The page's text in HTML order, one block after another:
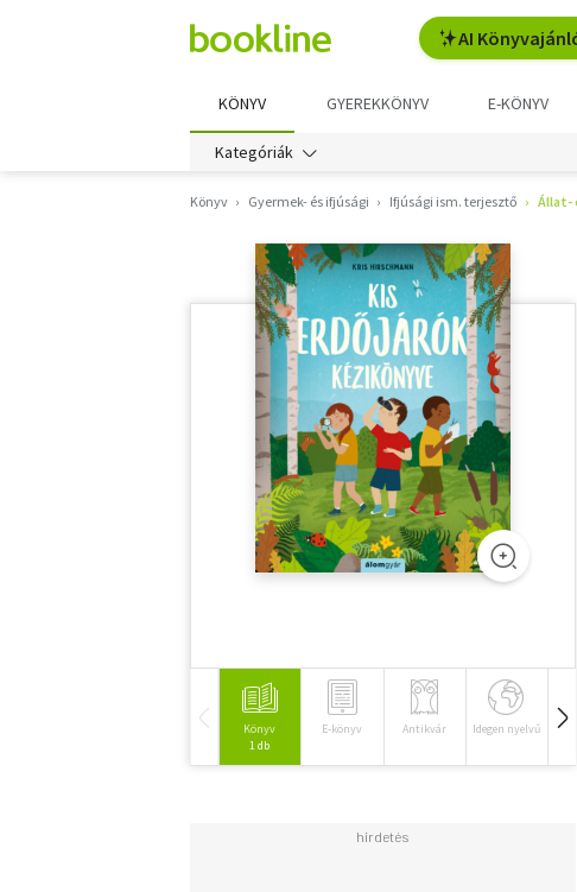
AI
KÖNYV GYEREKKÖNYV E-KÖNYV
Kategóriák
Könyv Gyermek- és ifjúsági Ifjúsági ism. terjesztő Állat-
Könyv
1 db
E-könyv Antikvár Idegen nyelvű